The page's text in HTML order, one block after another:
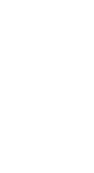
số lượng